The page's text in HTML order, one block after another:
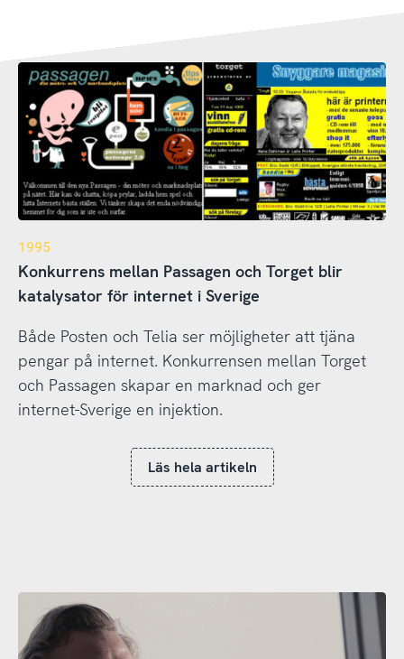
1995
Konkurrens mellan Passagen och Torget blir
katalysator för internet i Sverige
Både Posten och Telia ser möjligheter att tjäna
pengar på internet. Konkurrensen mellan Torget
och Passagen skapar en marknad och ger
internet-Sverige en injektion.
Läs hela artikeln